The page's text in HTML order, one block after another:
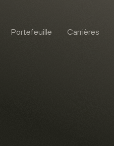
Portefeuille Carrières